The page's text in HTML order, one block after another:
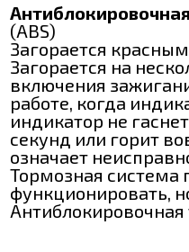
(ABS)
Загорается
Загорается на
включения
работе, когда
индикатор не
секунд или горит
означает
Тормозная система
функционировать,
Антиблокировочная